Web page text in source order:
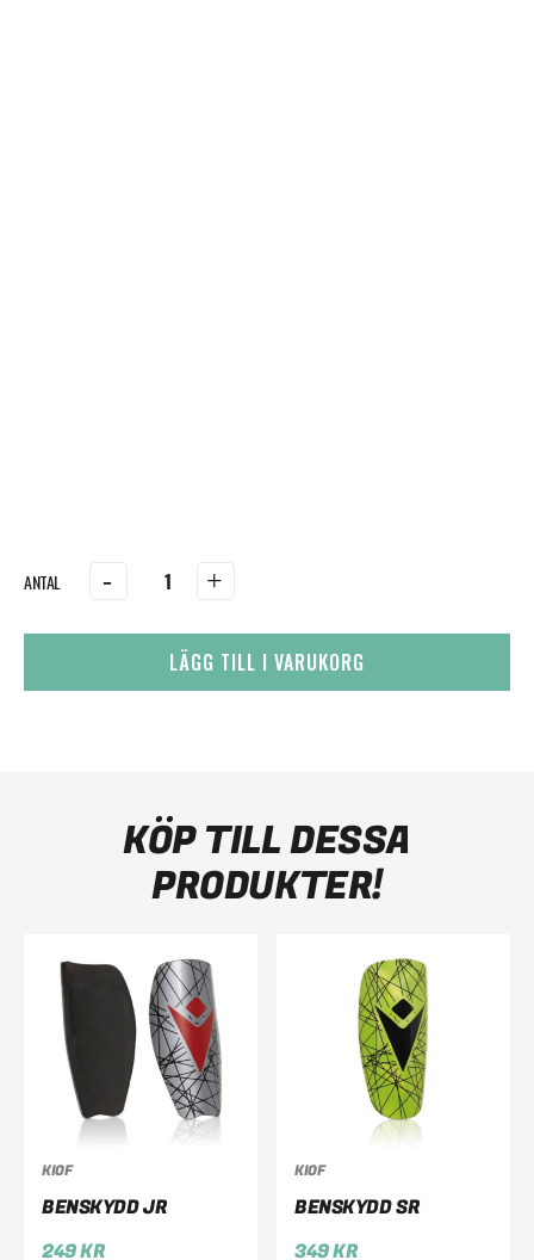
- +
LÄGG TILL I VARUKORG
KÖP TILL DESSA
PRODUKTER!
KIOF
BENSKYDD JR
249KR
KIOF
BENSKYDD SR
349KR